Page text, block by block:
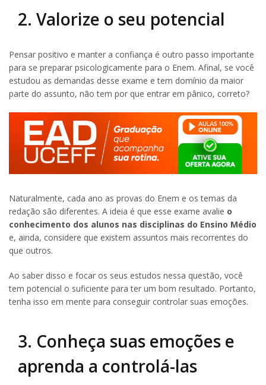
2. Valorize o seu potencial
Pensar positivo e manter a confiança é outro passo importante
para se preparar psicologicamente para o Enem. Afinal, se você
estudou as demandas desse exame e tem domínio da maior
parte do assunto, não tem por que entrar em pânico, correto?
Naturalmente, cada ano as provas do Enem e os temas da
redação são diferentes. A ideia é que esse exame avalie o
conhecimento dos alunos nas disciplinas do Ensino Médio
e, ainda, considere que existem assuntos mais recorrentes do
que outros.
Ao saber disso e focar os seus estudos nessa questão, você
tem potencial o suficiente para ter um bom resultado. Portanto,
tenha isso em mente para conseguir controlar suas emoções.
3. Conheça suas emoções e
aprenda a controlá-las